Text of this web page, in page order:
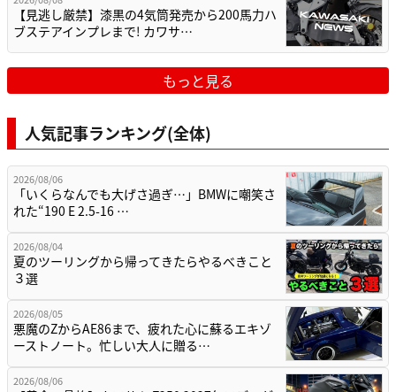
【見逃し厳禁】漆黒の4気筒発売から200馬力ハ
ブステアインプレまで! カワサ…
もっと見る
人気記事ランキング(全体)
2026/08/06
「いくらなんでも大げさ過ぎ…」BMWに嘲笑さ
れた“190 E 2.5-16 …
2026/08/04
夏のツーリングから帰ってきたらやるべきこと
３選
2026/08/05
悪魔のZからAE86まで、疲れた心に蘇るエキゾ
ーストノート。忙しい大人に贈る…
2026/08/06